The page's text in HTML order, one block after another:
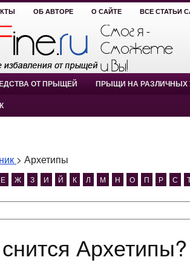
ОБ АВТОРЕ О САЙТЕ ВСЕ СТАТЬИ
ОТ ПРЫЩЕЙ ПРЫЩИ НА РАЗЛИЧНЫХ
> Архетипы
Е Ж З И Й К Л М Н О П Р С
снится